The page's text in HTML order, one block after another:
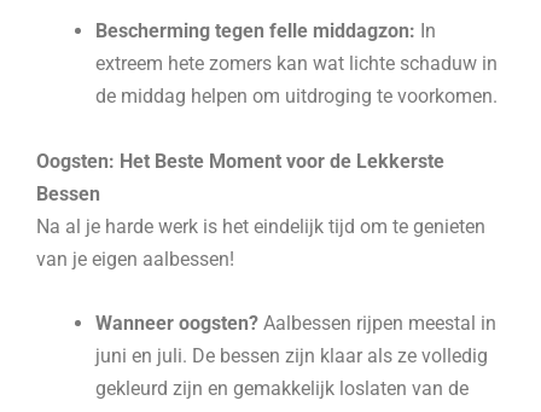
Bescherming tegen felle middagzon: In
extreem hete zomers kan wat lichte schaduw in
de middag helpen om uitdroging te voorkomen.
Oogsten: Het Beste Moment voor de Lekkerste
Bessen
Na al je harde werk is het eindelijk tijd om te genieten
van je eigen aalbessen!
Wanneer oogsten? Aalbessen rijpen meestal in
juni en juli. De bessen zijn klaar als ze volledig
gekleurd zijn en gemakkelijk loslaten van de